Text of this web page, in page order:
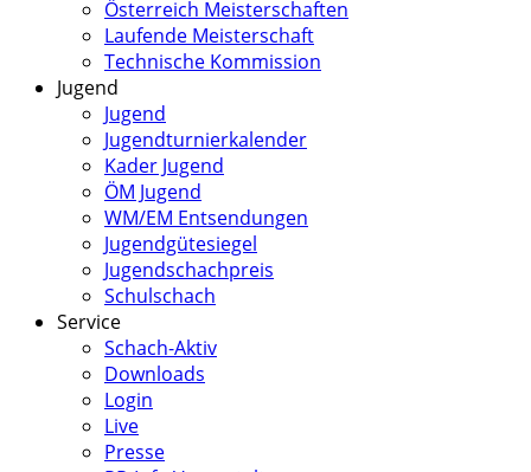
Österreich Meisterschaften
Laufende Meisterschaft
Technische Kommission
Jugend
Jugend
Jugendturnierkalender
Kader Jugend
ÖM Jugend
WM/EM Entsendungen
Jugendgütesiegel
Jugendschachpreis
Schulschach
Service
Schach-Aktiv
Downloads
Login
Live
Presse